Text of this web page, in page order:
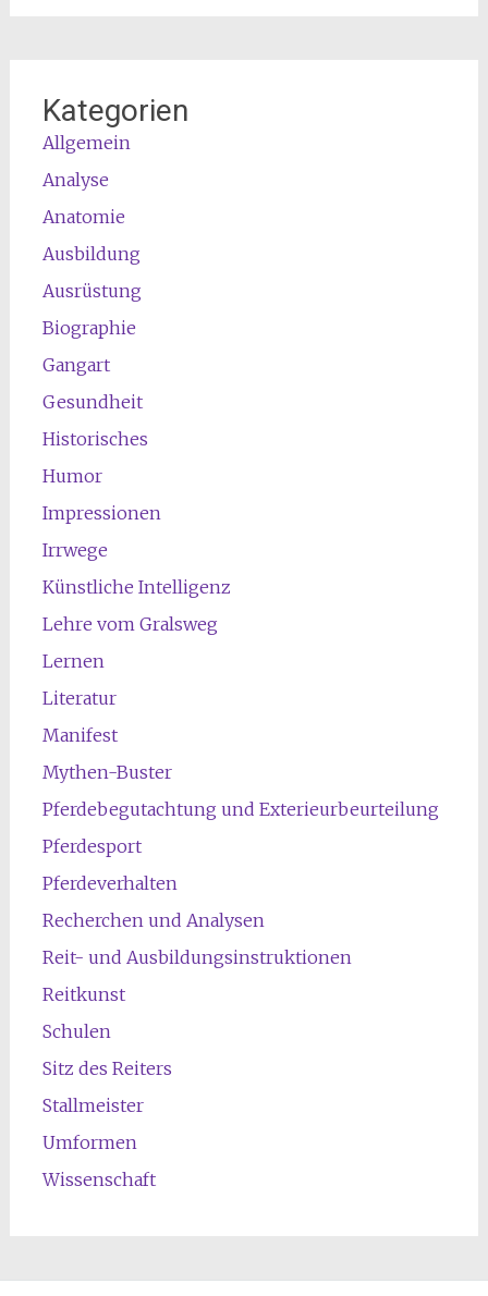
Kategorien
Allgemein
Analyse
Anatomie
Ausbildung
Ausrüstung
Biographie
Gangart
Gesundheit
Historisches
Humor
Impressionen
Irrwege
Künstliche Intelligenz
Lehre vom Gralsweg
Lernen
Literatur
Manifest
Mythen-Buster
Pferdebegutachtung und Exterieurbeurteilung
Pferdesport
Pferdeverhalten
Recherchen und Analysen
Reit- und Ausbildungsinstruktionen
Reitkunst
Schulen
Sitz des Reiters
Stallmeister
Umformen
Wissenschaft